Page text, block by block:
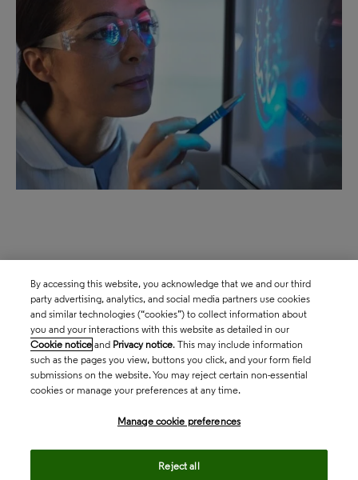
By accessing this website, you acknowledge that we and our third
party advertising, analytics, and social media partners use cookies
and similar technologies (“cookies”) to collect information about
you and your interactions with this website as detailed in our
Cookie notice and Privacy notice. This may include information
such as the pages you view, buttons you click, and your form field
submissions on the website. You may reject certain non-essential
cookies or manage your preferences at any time.
Manage cookie preferences
Reject all